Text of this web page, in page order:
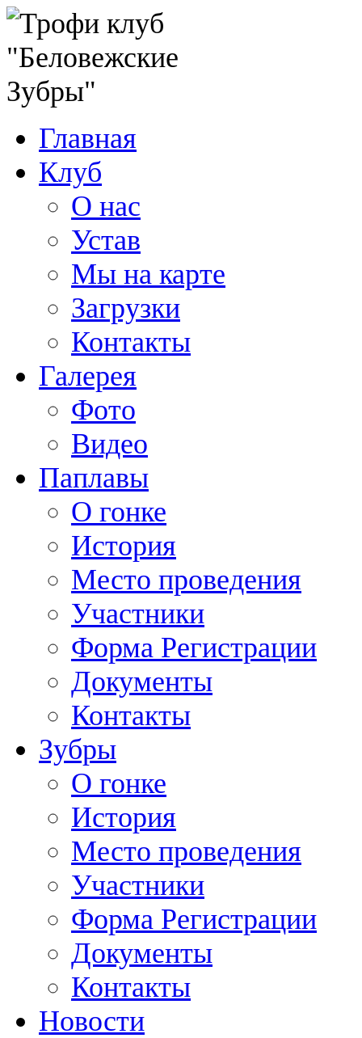
Главная
Клуб
О нас
Устав
Мы на карте
Загрузки
Контакты
Галерея
Фото
Видео
Паплавы
О гонке
История
Место проведения
Участники
Форма Регистрации
Документы
Контакты
Зубры
О гонке
История
Место проведения
Участники
Форма Регистрации
Документы
Контакты
Новости